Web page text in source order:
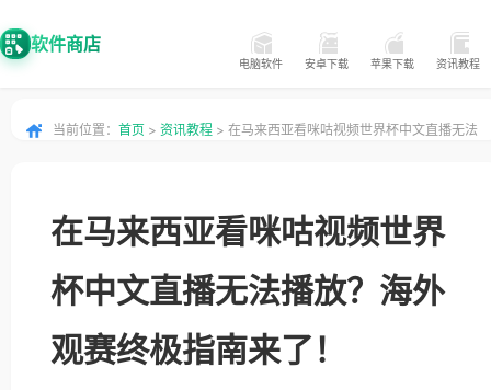
软件商店
电脑软件 安卓下载 苹果下载 资讯教程
当前位置： 首页 > 资讯教程 > 在马来西亚看咪咕视频世界杯中文直播无法
在马来西亚看咪咕视频世界
杯中文直播无法播放？海外
观赛终极指南来了！